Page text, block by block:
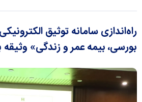
راه‌اندازی سامانه توثیق
بورسی، بیمه عمر و زندگی»